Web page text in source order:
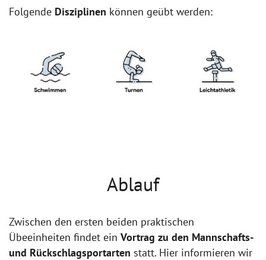
Folgende Disziplinen können geübt werden:
Ablauf
Zwischen den ersten beiden praktischen
Übeeinheiten findet ein Vortrag zu den Mannschafts-
und Rückschlagsportarten statt. Hier informieren wir